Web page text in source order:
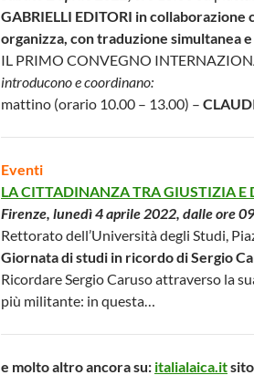
GABRIELLI EDITORI in collaborazione
organizza, con traduzione simultanea
IL PRIMO CONVEGNO
introducono e coordinano:
mattino (orario 10.00 – 13.00) –
Eventi
LA CITTADINANZA TRA GIUSTIZIA E
Firenze, lunedì 4 aprile 2022, dalle ore
Rettorato dell’Università degli Studi,
Giornata di studi in ricordo di Sergio
Ricordare Sergio Caruso attraverso la
più militante: in questa…
e molto altro ancora su: italialaica.it